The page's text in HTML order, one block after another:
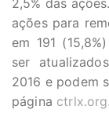
2,5% das
ações para
em 191
ser
2016 e podem
página